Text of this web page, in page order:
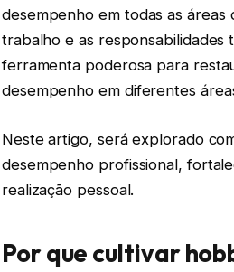
desempenho em todas as áreas
trabalho e as
ferramenta poderosa para
desempenho em diferentes
Neste artigo, será explorado
desempenho profissional,
realização pessoal.
Por que cultivar